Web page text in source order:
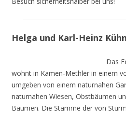
Helga und Karl-Heinz
Das
wohnt in Kamen-Methler in einem
umgeben von einem naturnahen
naturnahen Wiesen, Obstbäumen
Bäumen. Die Stämme der von